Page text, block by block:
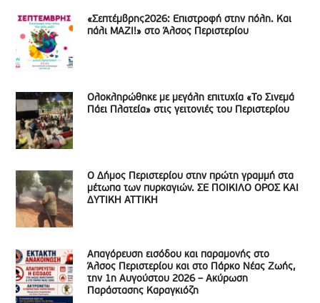
«Σεπτέμβρης2026: Επιστροφή στην πόλη. Και
πάλι ΜΑΖΙ!» στο Άλσος Περιστερίου
Ολοκληρώθηκε με μεγάλη επιτυχία «Το Σινεμά
Πάει Πλατεία» στις γειτονιές του Περιστερίου
Ο Δήμος Περιστερίου στην πρώτη γραμμή στα
μέτωπα των πυρκαγιών. ΣΕ ΠΟΙΚΙΛΟ ΟΡΟΣ ΚΑΙ
ΔΥΤΙΚΗ ΑΤΤΙΚΗ
Απαγόρευση εισόδου και παραμονής στο
Άλσος Περιστερίου και στο Πάρκο Νέας Ζωής,
την 1η Αυγούστου 2026 – Ακύρωση
Παράστασης Καραγκιόζη